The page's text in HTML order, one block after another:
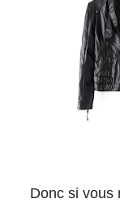
Donc si vous